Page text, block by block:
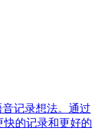
记录想法。通过
的记录和更好的